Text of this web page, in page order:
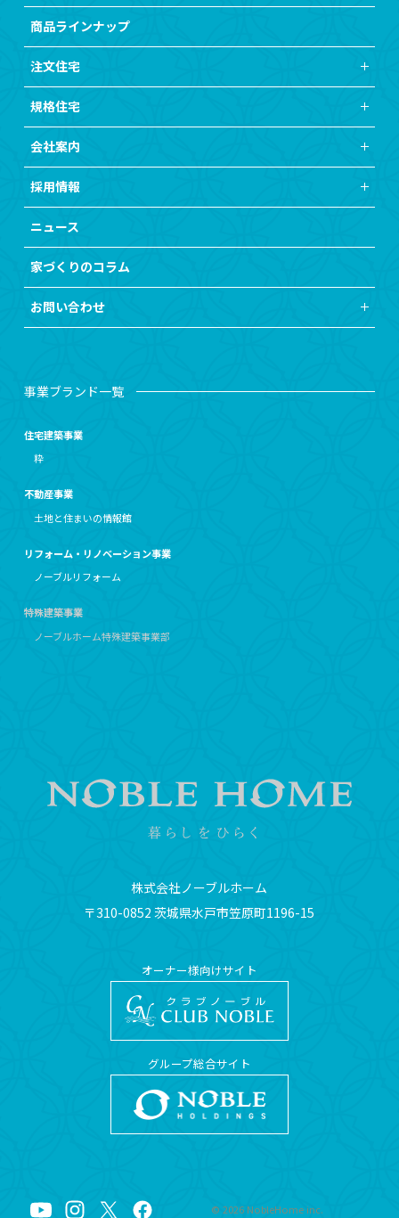
商品ラインナップ
注文住宅
規格住宅
会社案内
採用情報
ニュース
家づくりのコラム
お問い合わせ
事業ブランド一覧
住宅建築事業
粋
不動産事業
土地と住まいの情報館
リフォーム・リノベーション事業
ノーブルリフォーム
特殊建築事業
ノーブルホーム特殊建築事業部
株式会社ノーブルホーム
〒310-0852 茨城県水戸市笠原町1196-15
オーナー様向けサイト
グループ総合サイト
© 2026NobleHome inc.